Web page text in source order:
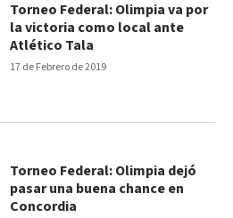
17 de Febrero de 2019
Torneo Federal: Olimpia va por
la victoria como local ante
Atlético Tala
Torneo Federal: Olimpia dejó
pasar una buena chance en
Concordia